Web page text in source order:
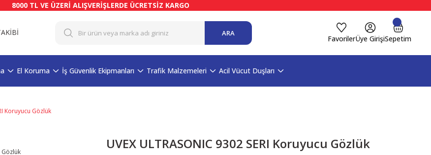
8000 TL VE ÜZERİ ALIŞVERİŞLERDE ÜCRETSİZ KARGO
ARA
FavorilerÜye GirişiSepetim
El Koruma İş Güvenlik Ekipmanları Trafik Malzemeleri Acil Vücut Duşları
Koruyucu Gözlük
UVEX ULTRASONIC 9302 SERI Koruyucu Gözlük